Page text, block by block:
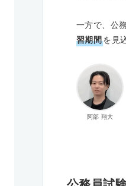
一方で、公
習期間を見
阿部 翔大